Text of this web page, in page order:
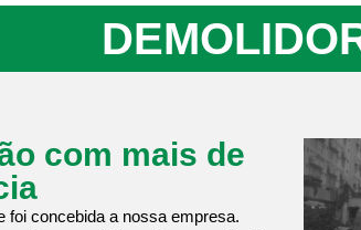
com mais de
foi concebida a nossa empresa.